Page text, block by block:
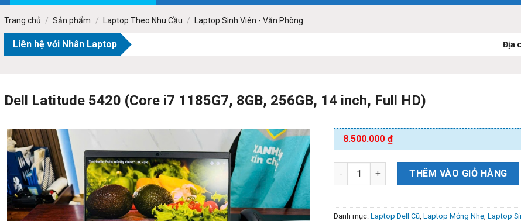
Trang chủ / Sản phẩm / Laptop Theo Nhu Cầu / Laptop Sinh Viên - Văn Phòng
Liên hệ với Nhân Laptop 73 Phạm
Dell Latitude 5420 (Core i7 1185G7, 8GB, 256GB, 14 inch, Full HD)
8.500.000 ₫
THÊM VÀO GIỎ HÀNG
Danh mục:Laptop Dell Cũ ,Laptop Mỏng Nhẹ ,Laptop